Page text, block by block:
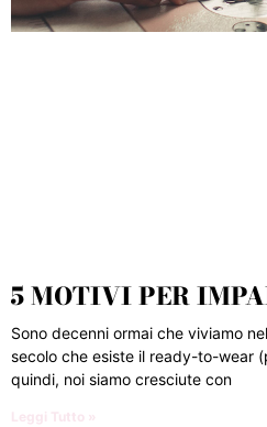
5 MOTIVI PER
Sono decenni ormai che viviamo
secolo che esiste il ready-to-wear
quindi, noi siamo cresciute con
Leggi Tutto »